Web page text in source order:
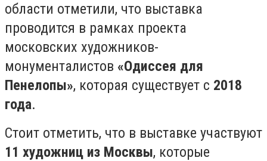
области отметили, что выставка
проводится в рамках проекта
московских художников-
монументалистов «Одиссея для
Пенелопы», которая существует с 2018
года.
Стоит отметить, что в выставке участвуют
11 художниц из Москвы, которые